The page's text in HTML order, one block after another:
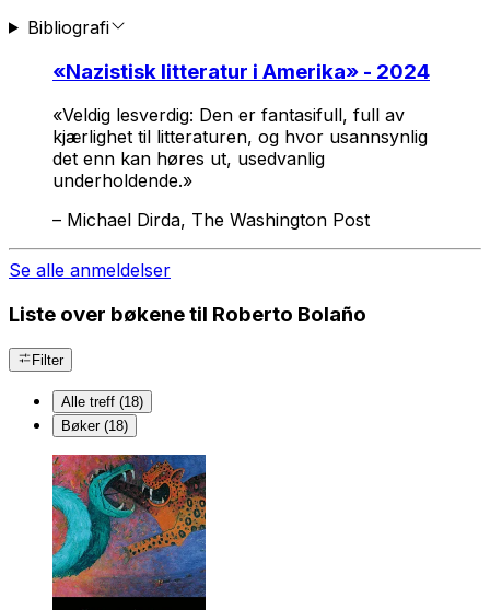
Bibliografi
«Nazistisk litteratur i Amerika» - 2024
«Veldig lesverdig: Den er fantasifull, full av
kjærlighet til litteraturen, og hvor usannsynlig
det enn kan høres ut, usedvanlig
underholdende.»
– Michael Dirda, The Washington Post
Se alle anmeldelser
Liste over bøkene til Roberto Bolaño
Filter
Alle treff (18)
Bøker (18)